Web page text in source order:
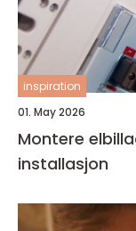
inspiration
01. May 2026
Montere
installasjon